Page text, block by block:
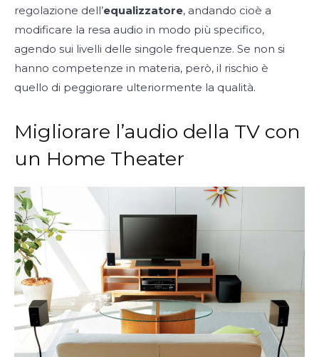
regolazione dell’equalizzatore, andando cioè a
modificare la resa audio in modo più specifico,
agendo sui livelli delle singole frequenze. Se non si
hanno competenze in materia, però, il rischio è
quello di peggiorare ulteriormente la qualità.
Migliorare l’audio della TV con
un Home Theater